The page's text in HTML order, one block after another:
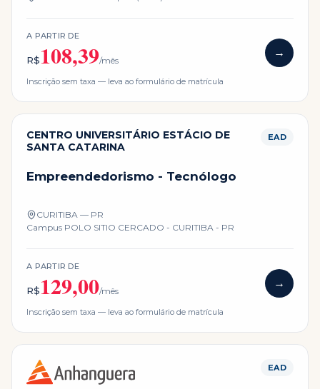
A PARTIR DE
R$108,39/mês
→
Inscrição sem taxa — leva ao formulário de matrícula
CENTRO UNIVERSITÁRIO ESTÁCIO DE
SANTA CATARINA
EAD
Empreendedorismo - Tecnólogo
CURITIBA — PR
Campus POLO SITIO CERCADO - CURITIBA - PR
A PARTIR DE
R$129,00/mês
→
Inscrição sem taxa — leva ao formulário de matrícula
EAD